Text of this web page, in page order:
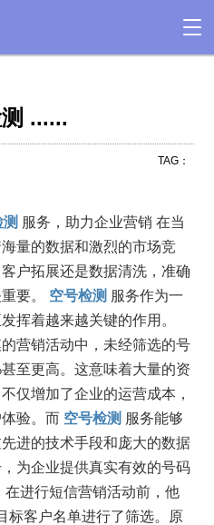
......
TAG：
服务，助力企业营销 在当
量的数据和激烈的市场竞
户拓展还是数据清洗，准确
要。
空号检测 服务作为一
挥着越来越关键的作用。
营销活动中，未经筛选的号
至更高。这意味着大量的资
仅增加了企业的运营成本，
验。而 空号检测 服务能够
进的技术手段和庞大的数据
为企业提供真实有效的号码
进行短信营销活动前，他
标客户名单进行了筛选。原